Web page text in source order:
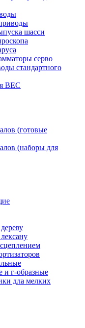
шасси
серво
стандартного
BEC
(готовые
(наборы для
и г-образные
дла мелких